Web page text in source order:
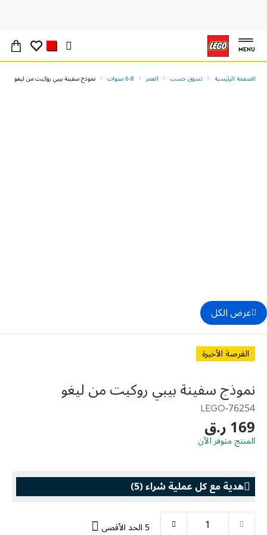
MENU
الصفحة الرئيسية تسوق حسب العمر 6-8 سنوات نموذج سفينة بيبي روكيت من ليغو
عرض الكل
الفرصة الأخيرة
نموذج سفينة بيبي روكيت من ليغو
76254-LEGO
169 ر.ق
المنتج متوفر الآن
هدية مع كل عملية شراء(
5
)
هدية مع كل عملية شراء